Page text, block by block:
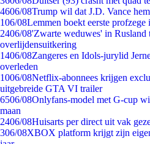
4606/08Trump wil dat J.D. Vance
106/08Lemmen boekt eerste
2406/08'Zwarte weduwes' in Rusland
overlijdensuitkering
1406/08Zangeres en Idols-jurylid
overleden
1006/08Netflix-abonnees krijgen
uitgebreide GTA VI trailer
6506/08Onlyfans-model met G-cup
maan
2406/08Huisarts per direct uit vak
306/08XBOX platform krijgt zijn